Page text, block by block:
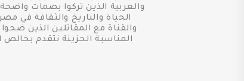
والعربية الذين تركوا بصمات
الحياة والتاريخ والثقافة في
المناسبة الحزينة نتقدم بخالص